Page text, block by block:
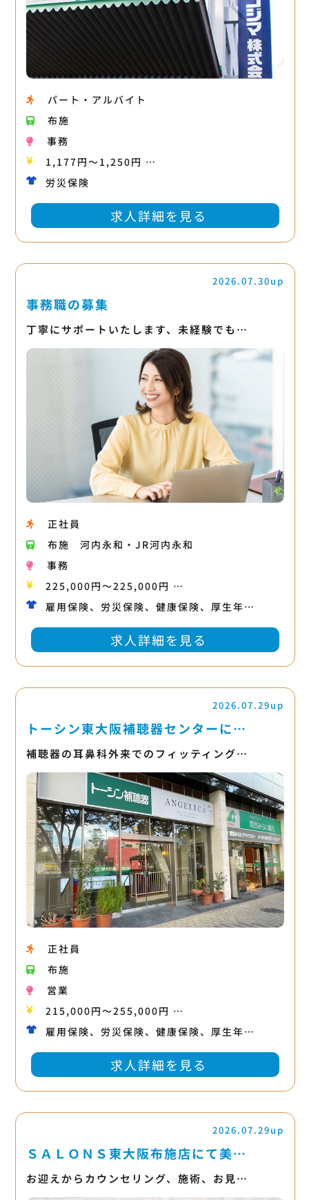
パート・アルバイト
布施
事務
1,177円〜1,250円 …
労災保険
求人詳細を見る
2026.07.30up
事務職の募集
丁寧にサポートいたします、未経験でも…
正社員
布施
河内永和・JR河内永和
事務
225,000円〜225,000円 …
雇用保険、労災保険、健康保険、厚生年…
求人詳細を見る
2026.07.29up
トーシン東大阪補聴器センターに…
補聴器の耳鼻科外来でのフィッティング…
正社員
布施
営業
215,000円〜255,000円 …
雇用保険、労災保険、健康保険、厚生年…
求人詳細を見る
2026.07.29up
ＳＡＬＯＮＳ東大阪布施店にて美…
お迎えからカウンセリング、施術、お見…